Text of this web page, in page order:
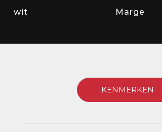
wit
Marge
KENMERKEN